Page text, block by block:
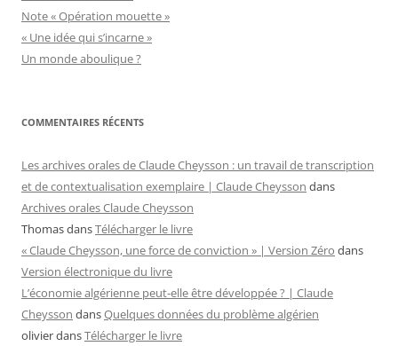
Note « Opération mouette »
« Une idée qui s’incarne »
Un monde aboulique ?
COMMENTAIRES RÉCENTS
Les archives orales de Claude Cheysson : un travail de transcription
et de contextualisation exemplaire | Claude Cheysson dans
Archives orales Claude Cheysson
ThomasdansTélécharger le livre
« Claude Cheysson, une force de conviction » | Version Zéro dans
Version électronique du livre
L’économie algérienne peut-elle être développée ? | Claude
Cheysson dansQuelques données du problème algérien
olivierdansTélécharger le livre